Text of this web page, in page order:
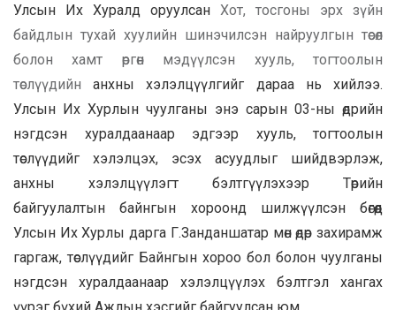
Улсын Их Хуралд оруулсан Хот, тосгоны эрх зүйн
байдлын тухай хуулийн шинэчилсэн найруулгын төсөл
болон хамт өргөн мэдүүлсэн хууль, тогтоолын
төслүүдийн анхны хэлэлцүүлгийг дараа нь хийлээ.
Улсын Их Хурлын чуулганы энэ сарын 03-ны өдрийн
нэгдсэн хуралдаанаар эдгээр хууль, тогтоолын
төслүүдийг хэлэлцэх, эсэх асуудлыг шийдвэрлэж,
анхны хэлэлцүүлэгт бэлтгүүлэхээр Төрийн
байгуулалтын байнгын хороонд шилжүүлсэн бөгөөд
Улсын Их Хурлы дарга Г.Занданшатар мөн өдөр захирамж
гаргаж, төслүүдийг Байнгын хороо бол болон чуулганы
нэгдсэн хуралдаанаар хэлэлцүүлэх бэлтгэл хангах